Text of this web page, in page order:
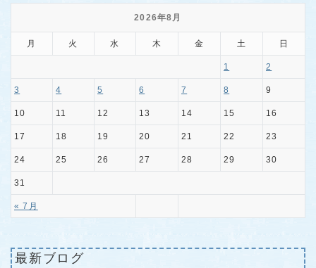
2026年8月
月 火 水 木 金 土 日
« 7月
1 2
3 4 5 6 7 8 9
10 11 12 13 14 15 16
17 18 19 20 21 22 23
24 25 26 27 28 29 30
31
最新ブログ